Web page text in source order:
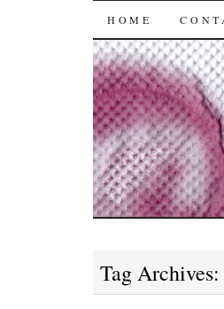
SKIP
TO
CONTENT
HOME
Tag Archives: